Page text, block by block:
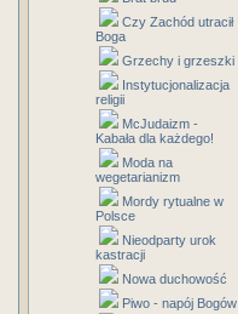
Czy Zachód utracił
Boga
Grzechy i grzeszki
Instytucjonalizacja
religii
McJudaizm -
Kabała dla każdego!
Moda na
wegetarianizm
Mordy rytualne w
Polsce
Nieodparty urok
kastracji
Nowa duchowość
Piwo - napój Bogów